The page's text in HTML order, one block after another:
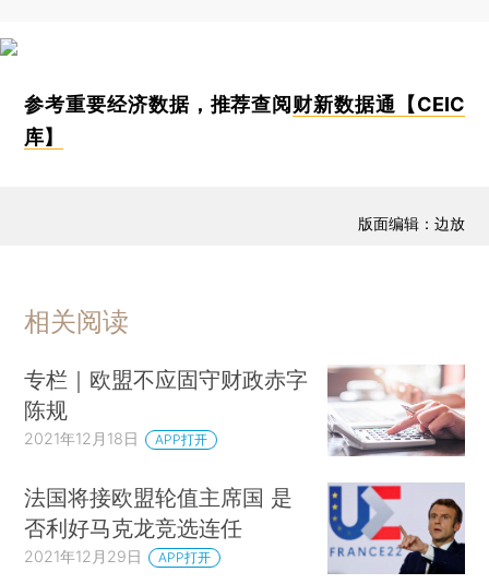
参考重要经济数据，推荐查阅财新数据通【CEIC
库】
版面编辑：边放
相关阅读
专栏｜欧盟不应固守财政赤字
陈规
2021年12月18日 APP打开
法国将接欧盟轮值主席国 是
否利好马克龙竞选连任
2021年12月29日 APP打开